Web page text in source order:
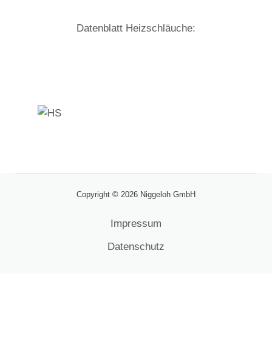
Datenblatt Heizschläuche:
Copyright © 2026 Niggeloh GmbH
Impressum
Datenschutz